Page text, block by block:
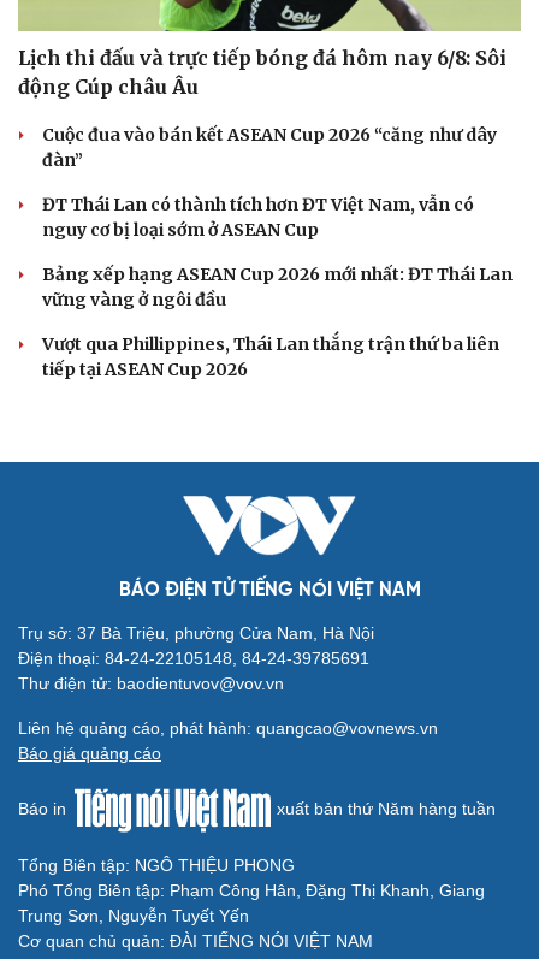
Lịch thi đấu và trực tiếp bóng đá hôm nay 6/8: Sôi
động Cúp châu Âu
Cuộc đua vào bán kết ASEAN Cup 2026 “căng như dây
đàn”
ĐT Thái Lan có thành tích hơn ĐT Việt Nam, vẫn có
nguy cơ bị loại sớm ở ASEAN Cup
Bảng xếp hạng ASEAN Cup 2026 mới nhất: ĐT Thái Lan
vững vàng ở ngôi đầu
Vượt qua Phillippines, Thái Lan thắng trận thứ ba liên
tiếp tại ASEAN Cup 2026
BÁO ĐIỆN TỬ TIẾNG NÓI VIỆT NAM
Trụ sở: 37 Bà Triệu, phường Cửa Nam, Hà Nội
Điện thoại: 84-24-22105148, 84-24-39785691
Thư điện tử: baodientuvov@vov.vn
Liên hệ quảng cáo, phát hành: quangcao@vovnews.vn
Báo giá quảng cáo
Báo in xuất bản thứ Năm hàng tuần
Tổng Biên tập: NGÔ THIỆU PHONG
Phó Tổng Biên tập: Phạm Công Hân, Đặng Thị Khanh, Giang
Trung Sơn, Nguyễn Tuyết Yến
Cơ quan chủ quản: ĐÀI TIẾNG NÓI VIỆT NAM